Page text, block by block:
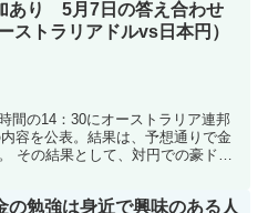
あり 5月7日の答え合わせ
ストラリアドルvs日本円）
間の14：30にオーストラリア連邦
容を公表。結果は、予想通りで金
その結果として、対円での豪ドル
の勉強は身近で興味のある人